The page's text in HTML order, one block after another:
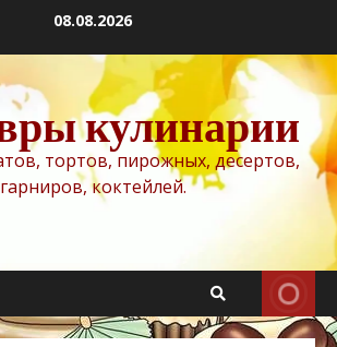
08.08.2026
кулинарии
тортов, пирожных, десертов,
гарниров, коктейлей.